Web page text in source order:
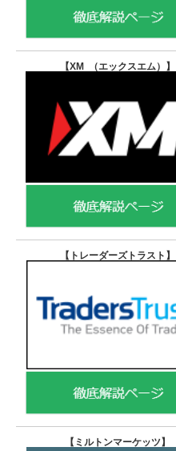
【XM （エックスエム） 】
【トレーダーズトラスト 】
【 ミルトンマーケッツ】